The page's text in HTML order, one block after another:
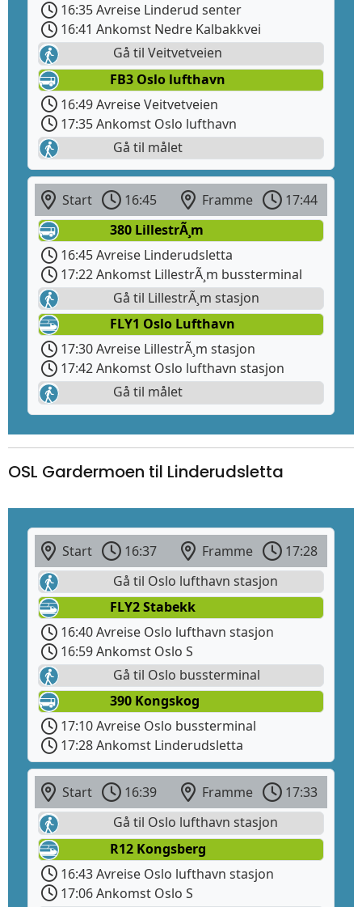
16:35 Avreise Linderud senter
16:41 Ankomst Nedre Kalbakkvei
Gå til Veitvetveien
FB3 Oslo lufthavn
16:49 Avreise Veitvetveien
17:35 Ankomst Oslo lufthavn
Gå til målet
Start 16:45 Framme
17:44
380 LillestrÃ¸m
16:45 Avreise Linderudsletta
17:22 Ankomst LillestrÃ¸m bussterminal
Gå til LillestrÃ¸m stasjon
FLY1 Oslo Lufthavn
17:30 Avreise LillestrÃ¸m stasjon
17:42 Ankomst Oslo lufthavn stasjon
Gå til målet
OSL Gardermoen til Linderudsletta
Start 16:37 Framme
17:28
Gå til Oslo lufthavn stasjon
FLY2 Stabekk
16:40 Avreise Oslo lufthavn stasjon
16:59 Ankomst Oslo S
Gå til Oslo bussterminal
390 Kongskog
17:10 Avreise Oslo bussterminal
17:28 Ankomst Linderudsletta
Start 16:39 Framme
17:33
Gå til Oslo lufthavn stasjon
R12 Kongsberg
16:43 Avreise Oslo lufthavn stasjon
17:06 Ankomst Oslo S